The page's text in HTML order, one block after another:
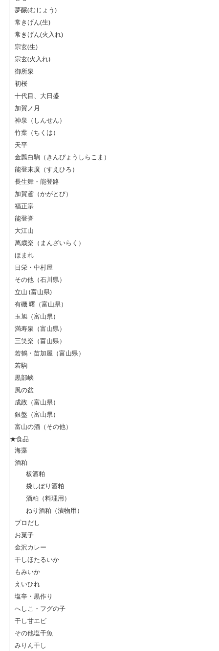
夢醸(むじょう)
常きげん(生)
常きげん(火入れ)
宗玄(生)
宗玄(火入れ)
御所泉
初桜
十代目、大日盛
加賀ノ月
神泉（しんせん）
竹葉（ちくは）
天平
金瓢白駒（きんぴょうしらこま）
能登末廣（すえひろ）
長生舞・能登路
加賀鳶（かがとび）
福正宗
能登誉
大江山
萬歳楽（まんざいらく）
ほまれ
日栄・中村屋
その他（石川県）
立山 (富山県)
有磯 曙（富山県）
玉旭（富山県）
満寿泉（富山県）
三笑楽（富山県）
若鶴・苗加屋（富山県）
若駒
黒部峡
風の盆
成政（富山県）
銀盤（富山県）
富山の酒（その他）
★食品
海藻
酒粕
板酒粕
袋しぼり酒粕
酒粕（料理用）
ねり酒粕（漬物用）
プロだし
お菓子
金沢カレー
干しほたるいか
もみいか
えいひれ
塩辛・黒作り
へしこ・フグの子
干し甘エビ
その他塩干魚
みりん干し